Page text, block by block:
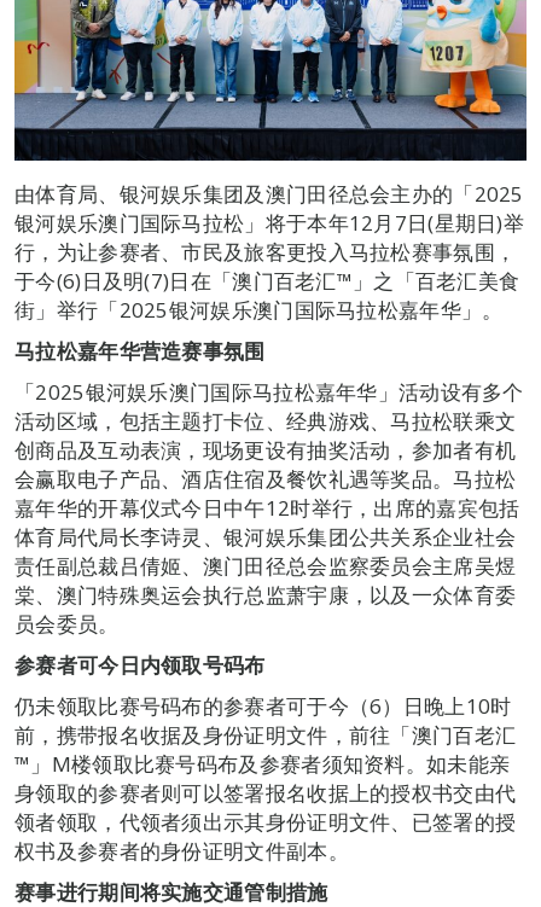
由体育局、银河娱乐集团及澳门田径总会主办的「2025
银河娱乐澳门国际马拉松」将于本年12月7日(星期日)举
行，为让参赛者、市民及旅客更投入马拉松赛事氛围，
于今(6)日及明(7)日在「澳门百老汇™」之「百老汇美食
街」举行「2025银河娱乐澳门国际马拉松嘉年华」。
马拉松嘉年华营造赛事氛围
「2025银河娱乐澳门国际马拉松嘉年华」活动设有多个
活动区域，包括主题打卡位、经典游戏、马拉松联乘文
创商品及互动表演，现场更设有抽奖活动，参加者有机
会赢取电子产品、酒店住宿及餐饮礼遇等奖品。马拉松
嘉年华的开幕仪式今日中午12时举行，出席的嘉宾包括
体育局代局长李诗灵、银河娱乐集团公共关系企业社会
责任副总裁吕倩姬、澳门田径总会监察委员会主席吴煜
棠、澳门特殊奥运会执行总监萧宇康，以及一众体育委
员会委员。
参赛者可今日内领取号码布
仍未领取比赛号码布的参赛者可于今（6）日晚上10时
前，携带报名收据及身份证明文件，前往「澳门百老汇
™」M楼领取比赛号码布及参赛者须知资料。如未能亲
身领取的参赛者则可以签署报名收据上的授权书交由代
领者领取，代领者须出示其身份证明文件、已签署的授
权书及参赛者的身份证明文件副本。
赛事进行期间将实施交通管制措施